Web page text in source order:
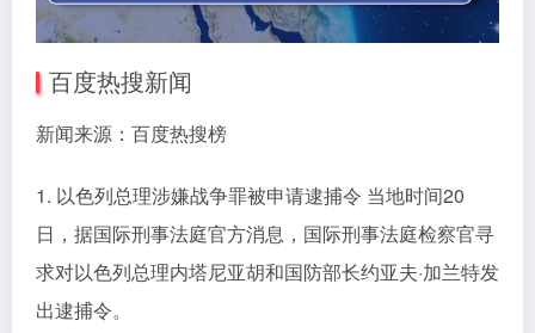
百度热搜新闻
新闻来源：百度热搜榜
1. 以色列总理涉嫌战争罪被申请逮捕令 当地时间20
日，据国际刑事法庭官方消息，国际刑事法庭检察官寻
求对以色列总理内塔尼亚胡和国防部长约亚夫·加兰特发
出逮捕令。